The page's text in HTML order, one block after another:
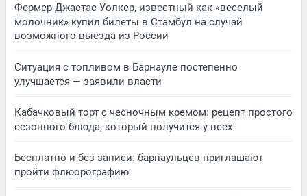
Фермер Джастас Уолкер, известный как «веселый
молочник» купил билеты в Стамбул на случай
возможного выезда из России
Ситуация с топливом в Барнауле постепенно
улучшается — заявили власти
Кабачковый торт с чесночным кремом: рецепт простого
сезонного блюда, который получится у всех
Бесплатно и без записи: барнаульцев приглашают
пройти флюорографию